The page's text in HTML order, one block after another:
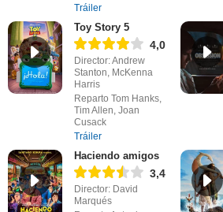
Tráiler
Toy Story 5
4,0
Director: Andrew
Stanton, McKenna
Harris
Reparto Tom Hanks,
Tim Allen, Joan
Cusack
Tráiler
Haciendo amigos
3,4
Director: David
Marqués